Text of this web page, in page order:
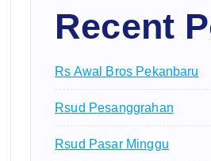
Recent
Rs Awal Bros Pekanbaru
Rsud Pesanggrahan
Rsud Pasar Minggu